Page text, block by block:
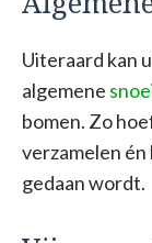
Uiteraard kan
algemene
bomen. Zo
verzamelen
gedaan wordt.